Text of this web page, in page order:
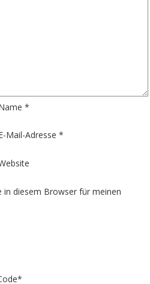
*
Mail-Adresse *
in diesem Browser für meinen
*